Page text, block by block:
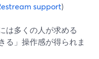
support)
は多くの人が求める
る」操作感が得られま